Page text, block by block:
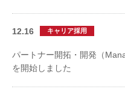
12.16 キャリア採用
パートナー開拓・開発（
を開始しました